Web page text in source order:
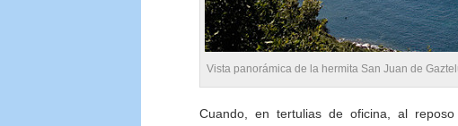
Vista panorámica de la hermita San Juan de
Cuando, en tertulias de oficina, al